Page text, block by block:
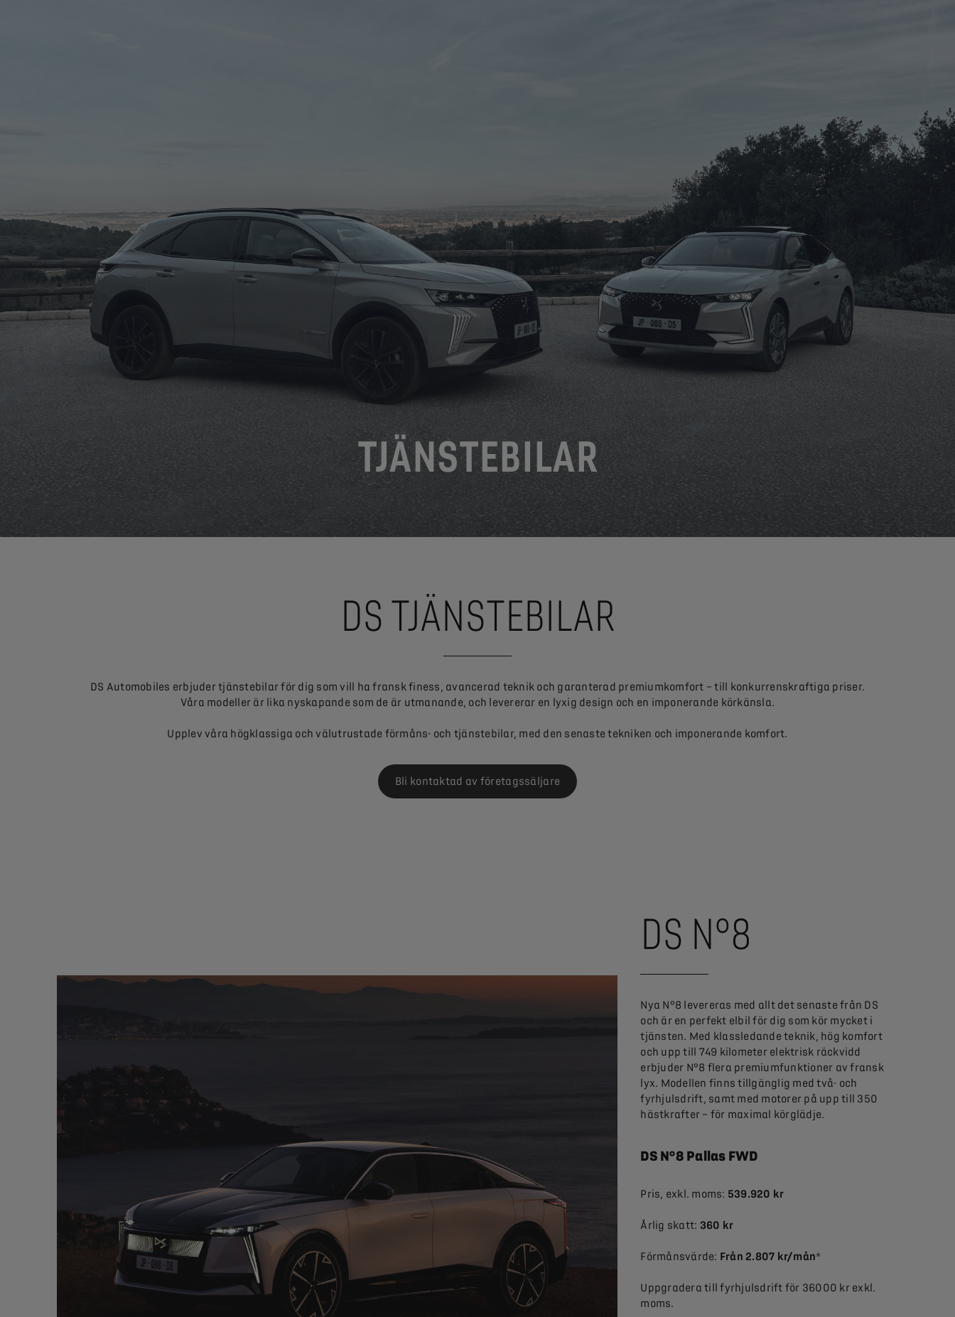
TJÄNSTEBILAR
DS TJÄNSTEBILAR
DS Automobiles erbjuder tjänstebilar för dig som vill ha fransk finess, avancerad teknik och garanterad premiumkomfort – till konkurrenskraftiga priser.
Våra modeller är lika nyskapande som de är utmanande, och levererar en lyxig design och en imponerande körkänsla.
Upplev våra högklassiga och välutrustade förmåns- och tjänstebilar, med den senaste tekniken och imponerande komfort.
Bli kontaktad av företagssäljare
DS N°8
Nya N°8 levereras med allt det senaste från DS
och är en perfekt elbil för dig som kör mycket i
tjänsten. Med klassledande teknik, hög komfort
och upp till 749 kilometer elektrisk räckvidd
erbjuder N°8 flera premiumfunktioner av fransk
lyx. Modellen finns tillgänglig med två- och
fyrhjulsdrift, samt med motorer på upp till 350
hästkrafter – för maximal körglädje.
DS N°8 Pallas FWD
Pris, exkl. moms: 539.920 kr
Årlig skatt: 360 kr
Förmånsvärde: Från 2.807 kr/mån*
Uppgradera till fyrhjulsdrift för 36000 kr exkl.
moms.